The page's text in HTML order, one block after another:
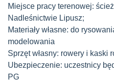
Miejsce pracy terenowej:
Nadleśnictwie Lipusz;
Materiały własne: do
modelowania
Sprzęt własny: rowery i kaski
Ubezpieczenie: uczestnicy
PG